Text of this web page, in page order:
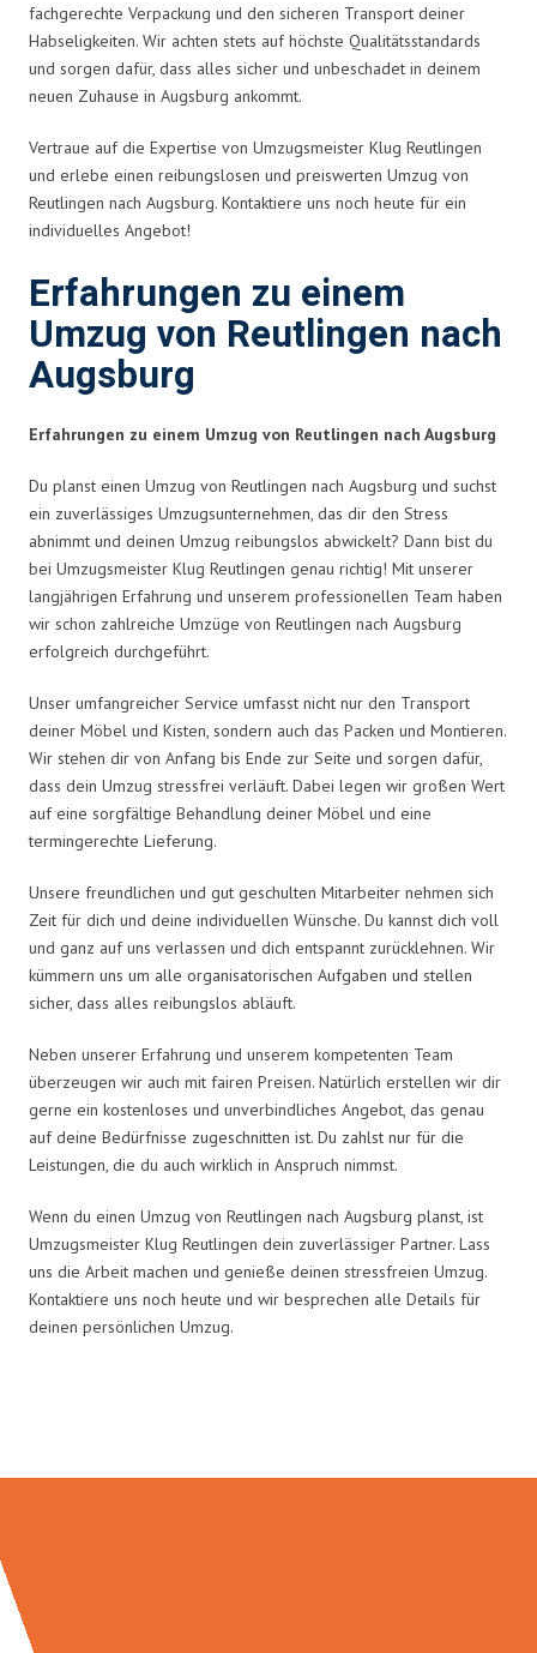
fachgerechte Verpackung und den sicheren Transport deiner
Habseligkeiten. Wir achten stets auf höchste Qualitätsstandards
und sorgen dafür, dass alles sicher und unbeschadet in deinem
neuen Zuhause in Augsburg ankommt.
Vertraue auf die Expertise von Umzugsmeister Klug Reutlingen
und erlebe einen reibungslosen und preiswerten Umzug von
Reutlingen nach Augsburg. Kontaktiere uns noch heute für ein
individuelles Angebot!
Erfahrungen zu einem
Umzug von Reutlingen nach
Augsburg
Erfahrungen zu einem Umzug von Reutlingen nach Augsburg
Du planst einen Umzug von Reutlingen nach Augsburg und suchst
ein zuverlässiges Umzugsunternehmen, das dir den Stress
abnimmt und deinen Umzug reibungslos abwickelt? Dann bist du
bei Umzugsmeister Klug Reutlingen genau richtig! Mit unserer
langjährigen Erfahrung und unserem professionellen Team haben
wir schon zahlreiche Umzüge von Reutlingen nach Augsburg
erfolgreich durchgeführt.
Unser umfangreicher Service umfasst nicht nur den Transport
deiner Möbel und Kisten, sondern auch das Packen und Montieren.
Wir stehen dir von Anfang bis Ende zur Seite und sorgen dafür,
dass dein Umzug stressfrei verläuft. Dabei legen wir großen Wert
auf eine sorgfältige Behandlung deiner Möbel und eine
termingerechte Lieferung.
Unsere freundlichen und gut geschulten Mitarbeiter nehmen sich
Zeit für dich und deine individuellen Wünsche. Du kannst dich voll
und ganz auf uns verlassen und dich entspannt zurücklehnen. Wir
kümmern uns um alle organisatorischen Aufgaben und stellen
sicher, dass alles reibungslos abläuft.
Neben unserer Erfahrung und unserem kompetenten Team
überzeugen wir auch mit fairen Preisen. Natürlich erstellen wir dir
gerne ein kostenloses und unverbindliches Angebot, das genau
auf deine Bedürfnisse zugeschnitten ist. Du zahlst nur für die
Leistungen, die du auch wirklich in Anspruch nimmst.
Wenn du einen Umzug von Reutlingen nach Augsburg planst, ist
Umzugsmeister Klug Reutlingen dein zuverlässiger Partner. Lass
uns die Arbeit machen und genieße deinen stressfreien Umzug.
Kontaktiere uns noch heute und wir besprechen alle Details für
deinen persönlichen Umzug.